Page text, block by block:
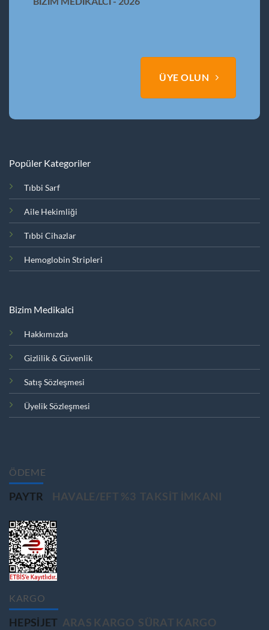
ÜYE OLUN
Popüler Kategoriler
Tıbbi Sarf
Aile Hekimliği
Tıbbi Cihazlar
Hemoglobin Stripleri
Bizim Medikalci
Hakkımızda
Gizlilik & Güvenlik
Satış Sözleşmesi
Üyelik Sözleşmesi
ÖDEME
PAYTR HAVALE/EFT %3 TAKSIT IMKANI
KARGO
HEPSIJET ARAS KARGO SÜRAT KARGO